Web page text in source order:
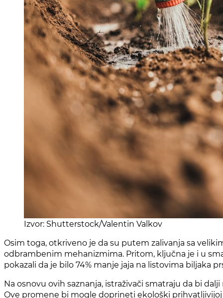
Izvor: Shutterstock/Valentin Valkov
Osim toga, otkriveno je da su putem zalivanja sa
odbrambenim mehanizmima. Pritom, ključna je i u
pokazali da je bilo 74% manje jaja na listovima biljaka
Na osnovu ovih saznanja, istraživači smatraju da bi
Ove promene bi mogle doprineti ekološki